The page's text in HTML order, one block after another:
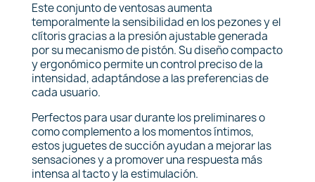
Este conjunto de ventosas aumenta
temporalmente la sensibilidad en los pezones y el
clítoris gracias a la presión ajustable generada
por su mecanismo de pistón. Su diseño compacto
y ergonómico permite un control preciso de la
intensidad, adaptándose a las preferencias de
cada usuario.
Perfectos para usar durante los preliminares o
como complemento a los momentos íntimos,
estos juguetes de succión ayudan a mejorar las
sensaciones y a promover una respuesta más
intensa al tacto y la estimulación.